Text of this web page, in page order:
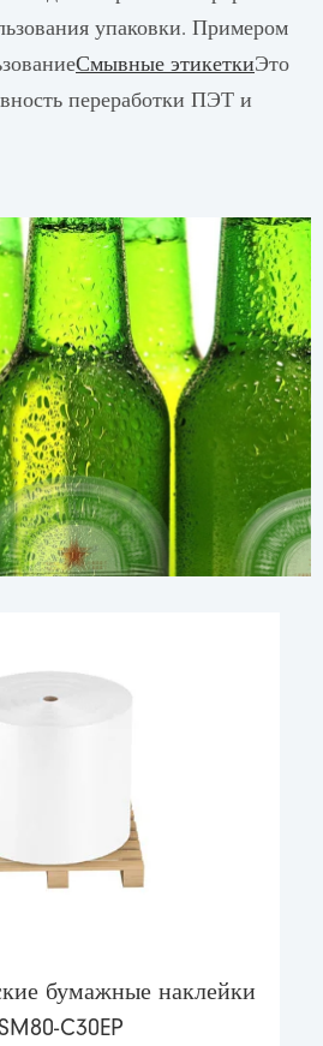
упаковки. Примером
Смывные этикеткиЭто
переработки ПЭТ и
бумажные наклейки
C30EP